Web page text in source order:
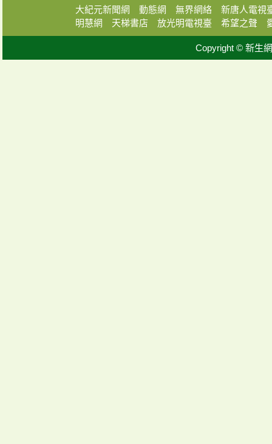
大紀元新聞網 動態網 無界網絡
新唐人電視
明慧網
天梯書店 放光明電視臺 希望之聲
Copyright © 新生